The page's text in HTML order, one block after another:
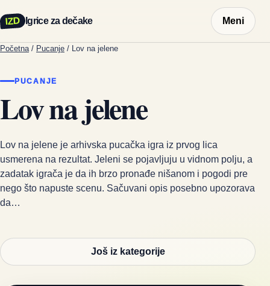
IZD Igrice za dečake Meni
Početna / Pucanje / Lov na jelene
PUCANJE
Lov na jelene
Lov na jelene je arhivska pucačka igra iz prvog lica
usmerena na rezultat. Jeleni se pojavljuju u vidnom polju, a
zadatak igrača je da ih brzo pronađe nišanom i pogodi pre
nego što napuste scenu. Sačuvani opis posebno upozorava
da…
Još iz kategorije